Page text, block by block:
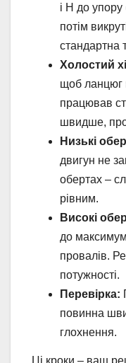
і H до
потім
стандартна
Холостий
щоб ланцюг
працював
швидше,
Низькі
двигун не
обертах –
рівним.
Високі
до
провалів.
потужності.
Перевірка:
повинна
глохнення.
Ці кроки – ваш